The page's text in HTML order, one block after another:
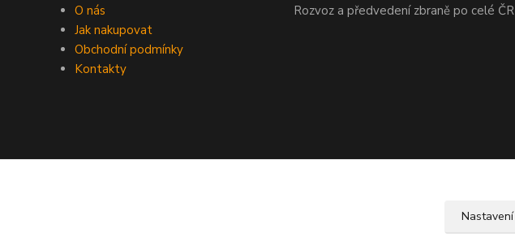
O nás
Jak nakupovat
Obchodní podmínky
Kontakty
Rozvoz a předvedení zbraně po celé ČR
Nastavení